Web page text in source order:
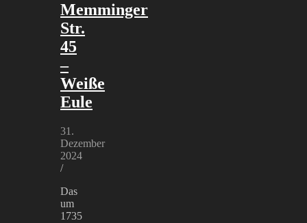
Memminger
Str.
45
–
Weiße
Eule
31.
Dezember
2024
/
Das
um
1735